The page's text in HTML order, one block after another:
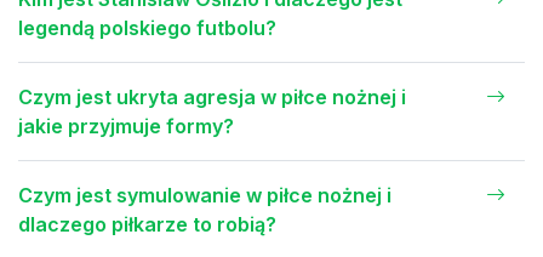
legendą polskiego futbolu?
Czym jest ukryta agresja w piłce nożnej i
jakie przyjmuje formy?
Czym jest symulowanie w piłce nożnej i
dlaczego piłkarze to robią?